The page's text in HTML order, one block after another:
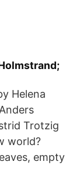
Helena
Trotzig
world?
empty